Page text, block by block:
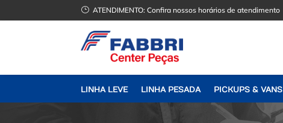
} ATENDIMENTO:Confira nossos horários de atendimento
LINHA LEVE LINHA PESADA PICKUPS & VANS